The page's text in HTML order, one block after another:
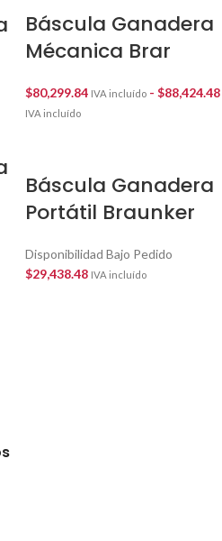
Báscula Ganadera
Mécanica Brar
$80,299.84 IVA incluído - $88,424.48
IVA incluído
Báscula Ganadera
Portátil Braunker
Disponibilidad Bajo Pedido
$29,438.48 IVA incluído